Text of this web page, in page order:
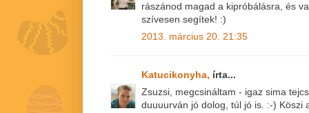
rászánod magad a kipróbálásra, és
szívesen segítek! :)
2013. március 20. 21:35
Katucikonyha, írta...
Zsuzsi, megcsináltam - igaz sima
duuuurván jó dolog, túl jó is. :-) Köszi